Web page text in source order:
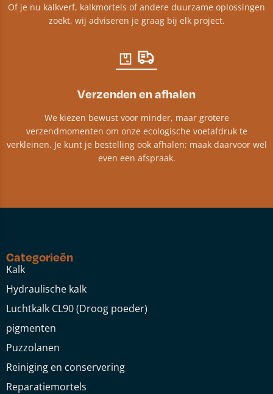
Of je nu kalkverf, kalkmortels of andere duurzame oplossingen
zoekt, wij adviseren je graag bij elk project.​
Verzenden en afhalen
We kiezen bewust voor minder, maar grotere
verzendmomenten om onze ecologische voetafdruk te
verkleinen. Je kunt je bestelling ook afhalen; maak daarvoor wel
even een afspraak.
Categorieën
Kalk
Hydraulische kalk
Luchtkalk CL90 (Droog poeder)
pigmenten
Puzzolanen
Reiniging en conservering
Reparatiemortels